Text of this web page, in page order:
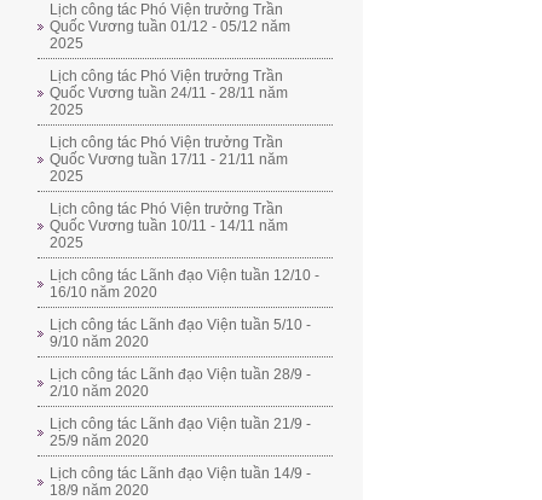
Lịch công tác Phó Viện trưởng Trần
Quốc Vương tuần 01/12 - 05/12 năm
2025
Lịch công tác Phó Viện trưởng Trần
Quốc Vương tuần 24/11 - 28/11 năm
2025
Lịch công tác Phó Viện trưởng Trần
Quốc Vương tuần 17/11 - 21/11 năm
2025
Lịch công tác Phó Viện trưởng Trần
Quốc Vương tuần 10/11 - 14/11 năm
2025
Lịch công tác Lãnh đạo Viện tuần 12/10 -
16/10 năm 2020
Lịch công tác Lãnh đạo Viện tuần 5/10 -
9/10 năm 2020
Lịch công tác Lãnh đạo Viện tuần 28/9 -
2/10 năm 2020
Lịch công tác Lãnh đạo Viện tuần 21/9 -
25/9 năm 2020
Lịch công tác Lãnh đạo Viện tuần 14/9 -
18/9 năm 2020